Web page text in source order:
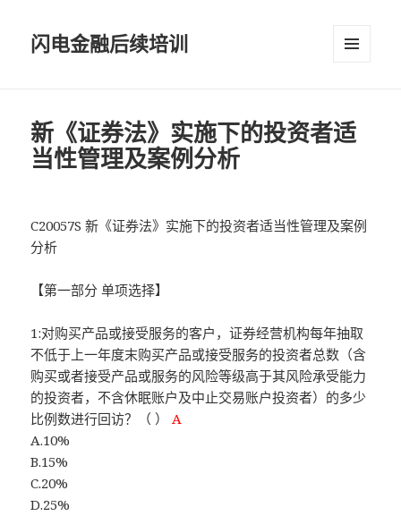
闪电金融后续培训
新《证券法》实施下的投资者适
当性管理及案例分析
C20057S 新《证券法》实施下的投资者适当性管理及案例
分析
【第一部分 单项选择】
1:对购买产品或接受服务的客户，证券经营机构每年抽取
不低于上一年度末购买产品或接受服务的投资者总数（含
购买或者接受产品或服务的风险等级高于其风险承受能力
的投资者，不含休眠账户及中止交易账户投资者）的多少
比例数进行回访？（ ）A
A.10%
B.15%
C.20%
D.25%